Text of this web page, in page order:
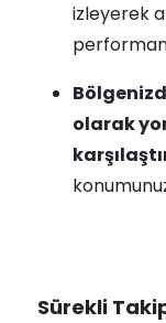
izleyerek
olarak
Sürekli